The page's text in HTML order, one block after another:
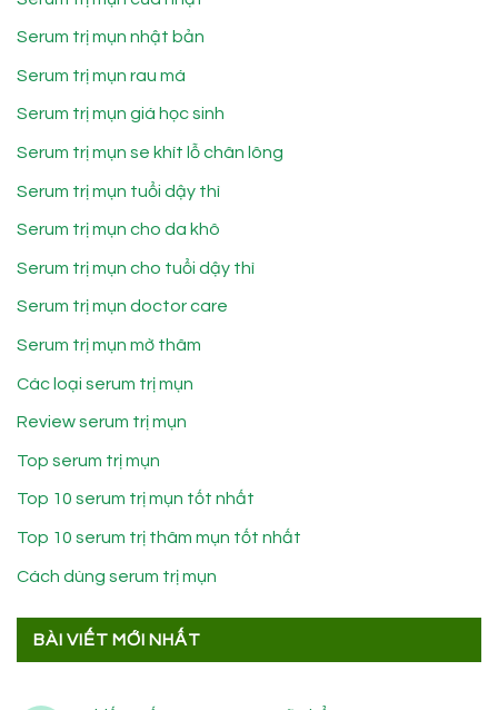
Serum trị mụn nhật bản
Serum trị mụn rau má
Serum trị mụn giá học sinh
Serum trị mụn se khít lỗ chân lông
Serum trị mụn tuổi dậy thì
Serum trị mụn cho da khô
Serum trị mụn cho tuổi dậy thì
Serum trị mụn doctor care
Serum trị mụn mờ thâm
Các loại serum trị mụn
Review serum trị mụn
Top serum trị mụn
Top 10 serum trị mụn tốt nhất
Top 10 serum trị thâm mụn tốt nhất
Cách dùng serum trị mụn
BÀI VIẾT MỚI NHẤT